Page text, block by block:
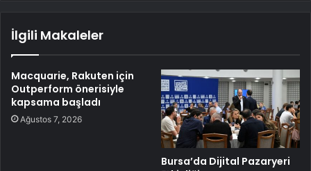
İlgili Makaleler
Macquarie, Rakuten için
Outperform önerisiyle
kapsama başladı
Ağustos 7, 2026
Bursa’da Dijital Pazaryeri